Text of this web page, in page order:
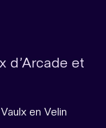
d’Arcade et
en Velin